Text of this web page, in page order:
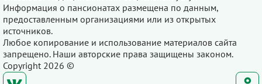
Информация о пансионатах размещена по данным,
предоставленным организациями или из открытых
источников.
Любое копирование и использование материалов сайта
запрещено. Наши авторские права защищены законом.
Copyright 2026 ©